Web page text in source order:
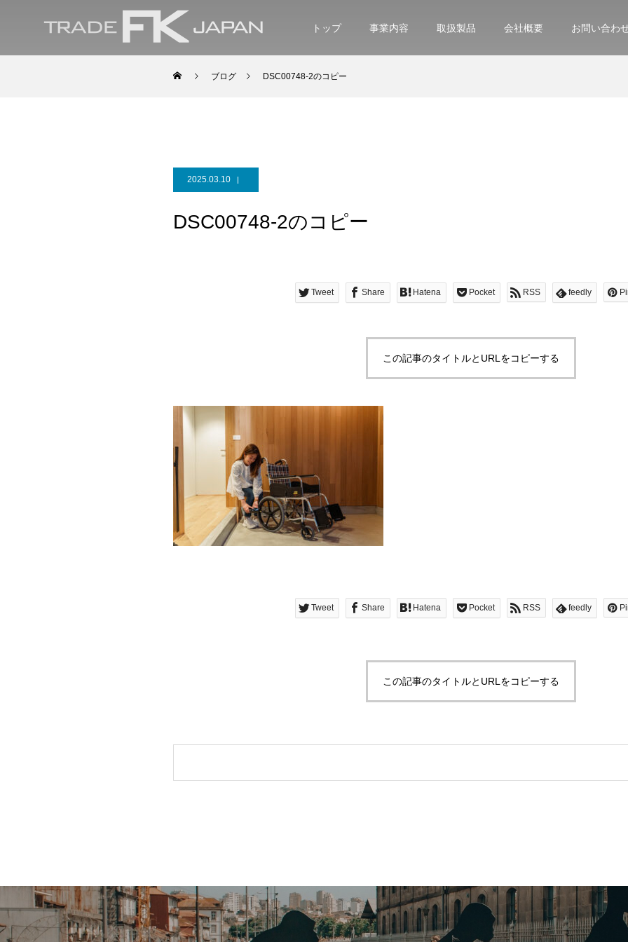
トップ 事業内容 取扱製品 会社概要 お問い合わ
ブログ DSC00748-2のコピー
2025.03.10
DSC00748-2のコピー
Tweet Share Hatena Pocket RSS feedly
この記事のタイトルとURLをコピーする
Tweet Share Hatena Pocket RSS feedly
この記事のタイトルとURLをコピーする